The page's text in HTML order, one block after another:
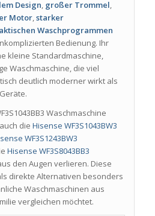
Design großer Trommel
Motor, starker
Waschprogrammen
Bedienung. Ihr
kleine Standardmaschine,
Waschmaschine, die viel
deutlich moderner wirkt als
Waschmaschine
die Hisense WF3S1043BW3
WF3S1243BW3
Hisense WF3S8043BB3
den Augen verlieren. Diese
direkte Alternativen besonders
Waschmaschinen aus
vergleichen möchtet.